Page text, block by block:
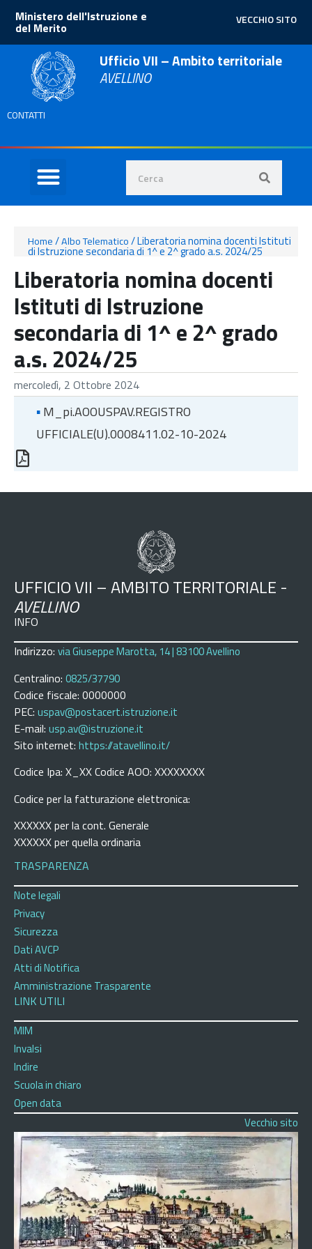
VECCHIO SITO
Ministero dell'Istruzione e
del Merito
Ufficio VII – Ambito territoriale
AVELLINO
CONTATTI
Home/Albo Telematico/Liberatoria nomina docenti Istituti
di Istruzione secondaria di 1^ e 2^ grado a.s. 2024/25
Liberatoria nomina docenti
Istituti di Istruzione
secondaria di 1^ e 2^ grado
a.s. 2024/25
mercoledì, 2 Ottobre 2024
▪M_pi.AOOUSPAV.REGISTRO
UFFICIALE(U).0008411.02-10-2024
UFFICIO VII – AMBITO TERRITORIALE -
AVELLINO
INFO
Indirizzo: via Giuseppe Marotta, 14 | 83100 Avellino
Centralino: 0825/37790
Codice fiscale: 0000000
PEC: uspav@postacert.istruzione.it
E-mail: usp.av@istruzione.it
Sito internet: https://atavellino.it/
Codice Ipa: X_XX Codice AOO: XXXXXXXX
Codice per la fatturazione elettronica:
XXXXXX per la cont. Generale
XXXXXX per quella ordinaria
TRASPARENZA
Note legali
Privacy
Sicurezza
Dati AVCP
Atti di Notifica
Amministrazione Trasparente
LINK UTILI
MIM
Invalsi
Indire
Scuola in chiaro
Open data
Vecchio sito